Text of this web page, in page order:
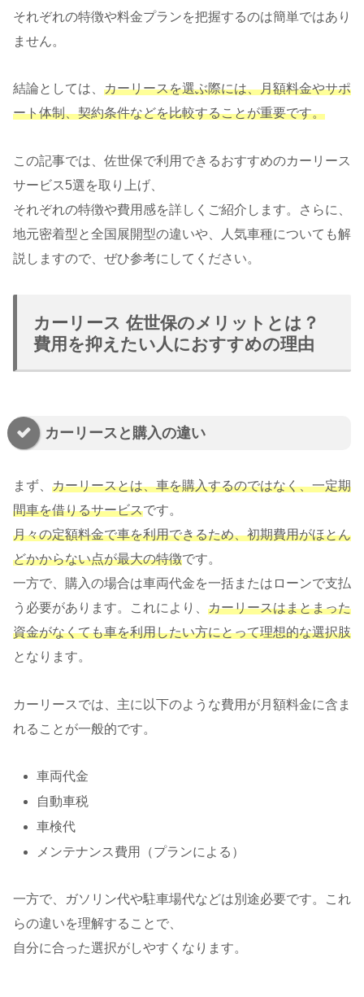
それぞれの特徴や料金プランを把握するのは簡単ではあり
ません。
結論としては、 カーリースを選ぶ際には、月額料金やサポ
ート体制、契約条件などを比較することが重要です。
この記事では、佐世保で利用できるおすすめのカーリース
サービス5選を取り上げ、
それぞれの特徴や費用感を詳しくご紹介します。さらに、
地元密着型と全国展開型の違いや、人気車種についても解
説しますので、ぜひ参考にしてください。
カーリース 佐世保のメリットとは？
費用を抑えたい人におすすめの理由
カーリースと購入の違い
まず、 カーリースとは、車を購入するのではなく、一定期
間車を借りるサービスです。
月々の定額料金で車を利用できるため、初期費用がほとん
どかからない点が最大の特徴です。
一方で、購入の場合は車両代金を一括またはローンで支払
う必要があります。これにより、 カーリースはまとまった
資金がなくても車を利用したい方にとって理想的な選択肢
となります。
カーリースでは、主に以下のような費用が月額料金に含ま
れることが一般的です。
車両代金
自動車税
車検代
メンテナンス費用（プランによる）
一方で、ガソリン代や駐車場代などは別途必要です。これ
らの違いを理解することで、
自分に合った選択がしやすくなります。